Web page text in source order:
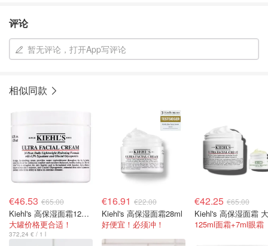
评论
暂无评论，打开App写评论
相似同款
€46.53 €65.00
Kiehl's 高保湿面霜125ml
大罐价格更合适！
372,24 € / 1 l
€16.91 €22.00
Kiehl's 高保湿面霜28ml
好便宜！必须冲！
€42.25 €65.00
Kiehl's 高保湿面霜
125ml面霜+7ml眼霜